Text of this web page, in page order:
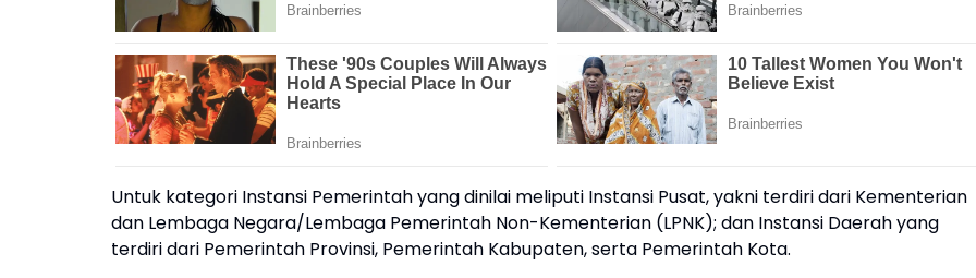
Untuk kategori Instansi Pemerintah yang dinilai meliputi Instansi Pusat, yakni terdiri dari Kementerian
dan Lembaga Negara/Lembaga Pemerintah Non-Kementerian (LPNK); dan Instansi Daerah yang
terdiri dari Pemerintah Provinsi, Pemerintah Kabupaten, serta Pemerintah Kota.